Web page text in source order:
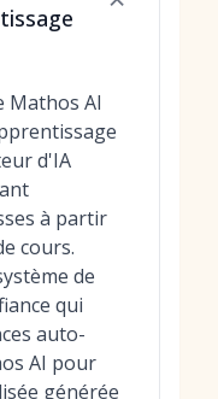
Mathos AI
d'IA
à partir
cours.
de
qui
auto-
AI pour
générée